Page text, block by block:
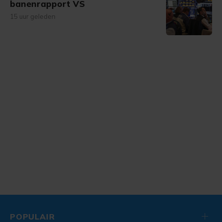
banenrapport VS
15 uur geleden
POPULAIR